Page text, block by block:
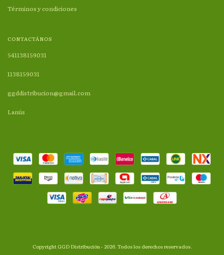
Términos y condiciones
CONTACTÁNOS
541138159031
1138159031
ggddistribucion@gmail.com
Lanús
Copyright GGD Distribución - 2026. Todos los derechos reservados.